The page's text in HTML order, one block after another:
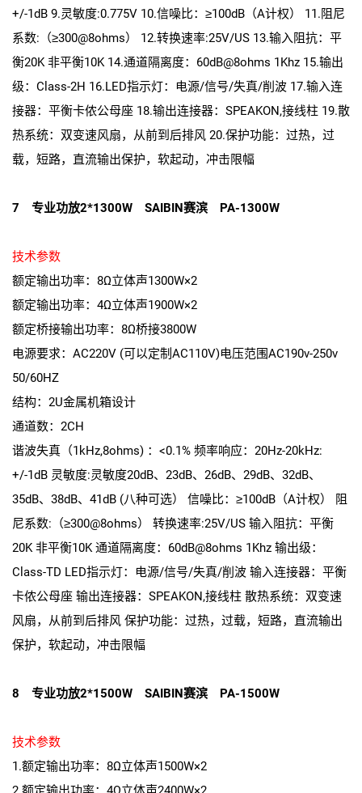
+/-1dB 9.灵敏度:0.775V 10.信噪比：≥100dB（A计权） 11.阻尼
系数:（≥300@8ohms） 12.转换速率:25V/US 13.输入阻抗：平
衡20K 非平衡10K 14.通道隔离度：60dB@8ohms 1Khz 15.输出
级：Class-2H 16.LED指示灯：电源/信号/失真/削波 17.输入连
接器：平衡卡侬公母座 18.输出连接器：SPEAKON,接线柱 19.散
热系统：双变速风扇，从前到后排风 20.保护功能：过热，过
载，短路，直流输出保护，软起动，冲击限幅
7 专业功放2*1300W SAIBIN赛滨 PA-1300W
技术参数
额定输出功率：8Ω立体声1300W×2
额定输出功率：4Ω立体声1900W×2
额定桥接输出功率：8Ω桥接3800W
电源要求：AC220V (可以定制AC110V)电压范围AC190v-250v
50/60HZ
结构：2U金属机箱设计
通道数：2CH
谐波失真（1kHz,8ohms) ：<0.1% 频率响应：20Hz-20kHz:
+/-1dB 灵敏度:灵敏度20dB、23dB、26dB、29dB、32dB、
35dB、38dB、41dB (八种可选） 信噪比：≥100dB（A计权） 阻
尼系数:（≥300@8ohms） 转换速率:25V/US 输入阻抗：平衡
20K 非平衡10K 通道隔离度：60dB@8ohms 1Khz 输出级：
Class-TD LED指示灯：电源/信号/失真/削波 输入连接器：平衡
卡侬公母座 输出连接器：SPEAKON,接线柱 散热系统：双变速
风扇，从前到后排风 保护功能：过热，过载，短路，直流输出
保护，软起动，冲击限幅
8 专业功放2*1500W SAIBIN赛滨 PA-1500W
技术参数
1.额定输出功率：8Ω立体声1500W×2